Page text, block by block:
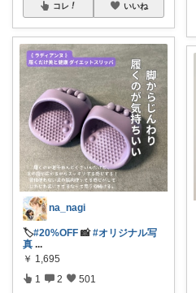
コレ いいね
na_nagi
🏷️#20%OFF 📸#オリジナル写
真 ...
￥ 1,695
1 2 501